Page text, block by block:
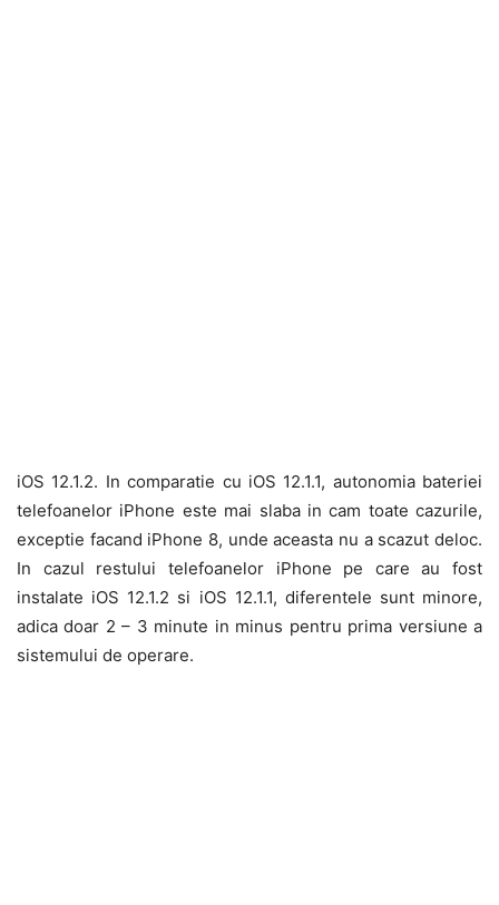
iOS 12.1.2. In comparatie cu iOS 12.1.1, autonomia bateriei
telefoanelor iPhone este mai slaba in cam toate cazurile,
exceptie facand iPhone 8, unde aceasta nu a scazut deloc.
In cazul restului telefoanelor iPhone pe care au fost
instalate iOS 12.1.2 si iOS 12.1.1, diferentele sunt minore,
adica doar 2 – 3 minute in minus pentru prima versiune a
sistemului de operare.